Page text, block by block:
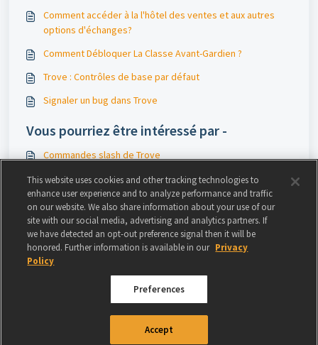
Comment accéder à la l'hôtel des ventes et aux autres
options d'échanges?
Comment Débloquer La Classe Avant-Gardien ?
Trove : Contrôles de base par défaut
Signaler un bug dans Trove
Vous pourriez être intéressé par -
Commandes slash de Trove
Signaler un bug dans Trove
Prise en charge de Trove par Mac et Linux
Steam
© 2024 GAMIGO US INC. TOUS DROITS RÉSERVÉS.
POLITIQUE DE CONFIDENTIALITÉ
This website uses cookies and other tracking technologies to
enhance user experience and to analyze performance and traffic
on our website. We also share information about your use of our
site with our social media, advertising and analytics partners. If
we have detected an opt-out preference signal then it will be
honored. Further information is available in our Privacy
Policy
Preferences
Accept